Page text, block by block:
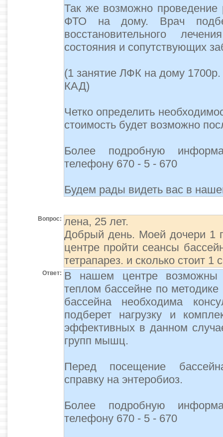
Так же возможно проведение
ФТО на дому. Врач
восстановительного
состояния и сопутствующих
(1 занятие ЛФК на дому
КАД)
Четко определить
стоимость будет возможно
Более подробную
телефону 670 - 5 - 670
Будем рады видеть вас в
Вопрос: лена, 25 лет.
Добрый день. Моей дочери
центре пройти сеансы
тетрапарез. и сколько стоит 1
Ответ: В нашем центре возможны
теплом бассейне по
бассейна необходима
подберет нагрузку и
эффективных в данном
групп мышц.
Перед посещение
справку на энтеробиоз.
Более подробную
телефону 670 - 5 - 670